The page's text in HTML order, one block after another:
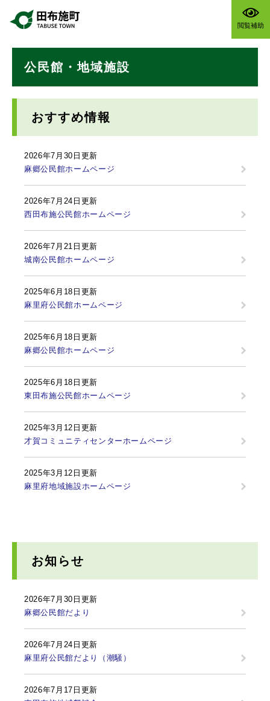
閲覧補助
公民館・地域施設
おすすめ情報
2026年7月30日更新
麻郷公民館ホームページ
2026年7月24日更新
西田布施公民館ホームページ
2026年7月21日更新
城南公民館ホームページ
2025年6月18日更新
麻里府公民館ホームページ
2025年6月18日更新
麻郷公民館ホームページ
2025年6月18日更新
東田布施公民館ホームページ
2025年3月12日更新
才賀コミュニティセンターホームページ
2025年3月12日更新
麻里府地域施設ホームページ
お知らせ
2026年7月30日更新
麻郷公民館だより
2026年7月24日更新
麻里府公民館だより（潮騒）
2026年7月17日更新